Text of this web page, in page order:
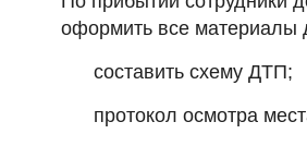
оформить все материалы
составить схему ДТП;
протокол осмотра